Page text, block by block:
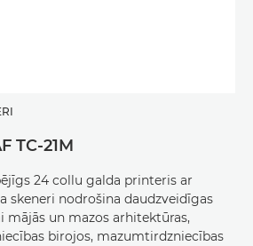
TC-21M
24 collu galda printeris ar
skeneri nodrošina daudzveidīgas
mājās un mazos arhitektūras,
birojos, mazumtirdzniecības